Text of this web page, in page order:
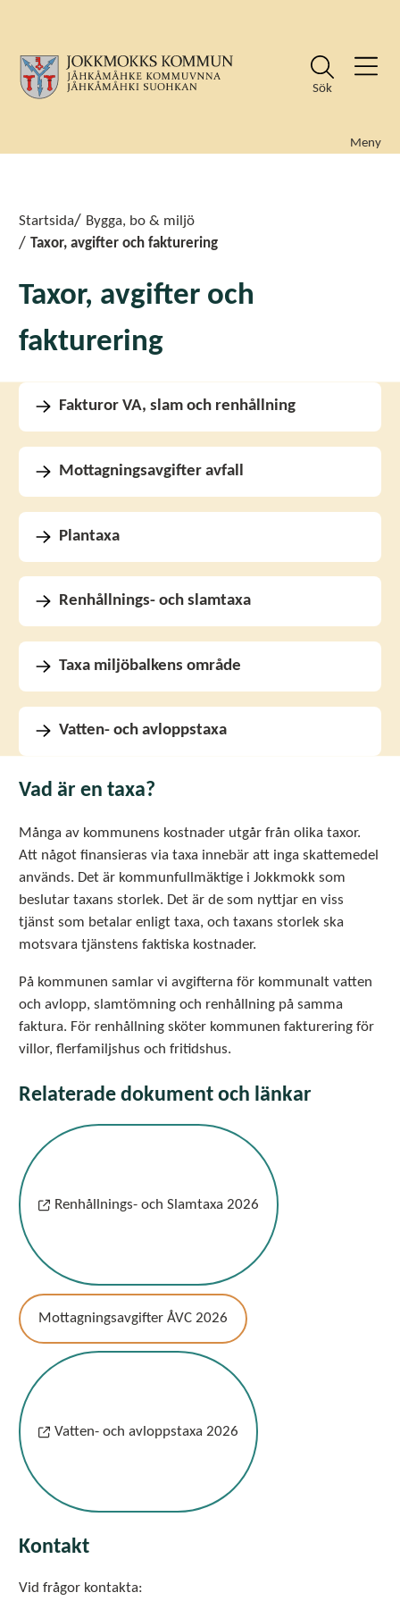
Sök
Meny
Startsida
Bygga, bo & miljö
Taxor, avgifter och fakturering
Taxor, avgifter och
fakturering
Fakturor VA, slam och renhållning
Mottagningsavgifter avfall
Plantaxa
Renhållnings- och slamtaxa
Taxa miljöbalkens område
Vatten- och avloppstaxa
Vad är en taxa?
Många av kommunens kostnader utgår från olika taxor.
Att något finansieras via taxa innebär att inga skattemedel
används. Det är kommunfullmäktige i Jokkmokk som
beslutar taxans storlek. Det är de som nyttjar en viss
tjänst som betalar enligt taxa, och taxans storlek ska
motsvara tjänstens faktiska kostnader.
På kommunen samlar vi avgifterna för kommunalt vatten
och avlopp, slamtömning och renhållning på samma
faktura. För renhållning sköter kommunen fakturering för
villor, flerfamiljshus och fritidshus.
Relaterade dokument och länkar
Renhållnings- och Slamtaxa 2026
Mottagningsavgifter ÅVC 2026
Vatten- och avloppstaxa 2026
Kontakt
Vid frågor kontakta: